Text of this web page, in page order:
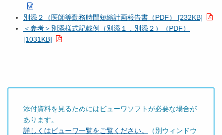
別添２（医師等勤務時間短縮計画報告書（PDF） [232KB]
＜参考＞別添様式記載例（別添１，別添２）（PDF）
[1031KB]
添付資料を見るためにはビューワソフトが必要な場合が
あります。
詳しくはビューワ一覧をご覧ください。
（別ウィンドウ